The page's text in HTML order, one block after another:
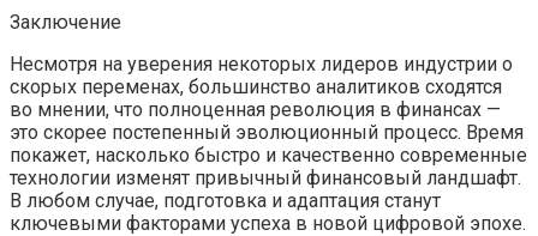
Заключение
Несмотря на уверения некоторых лидеров индустрии о
скорых переменах, большинство аналитиков сходятся
во мнении, что полноценная революция в финансах —
это скорее постепенный эволюционный процесс. Время
покажет, насколько быстро и качественно современные
технологии изменят привычный финансовый ландшафт.
В любом случае, подготовка и адаптация станут
ключевыми факторами успеха в новой цифровой эпохе.